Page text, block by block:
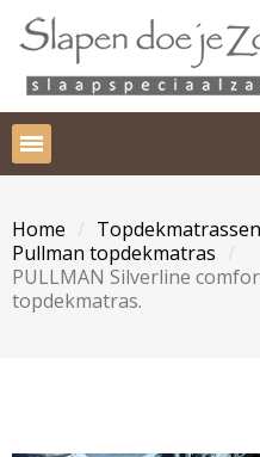
Home
Topdekmatrassen
Pullman topdekmatras
PULLMAN Silverline
topdekmatras.